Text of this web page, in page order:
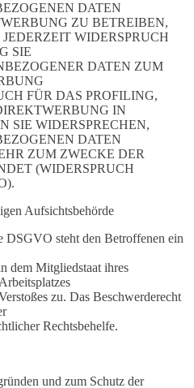
DATEN
ZU BETREIBEN,
WIDERSPRUCH
SIE
DATEN ZUM
FÜR DAS PROFILING,
IN
SIE WIDERSPRECHEN,
DATEN
ZUM ZWECKE DER
(WIDERSPRUCH
Aufsichtsbehörde
DSGVO steht den Betroffenen ein
dem Mitgliedstaat ihres
zu. Das Beschwerderecht
Rechtsbehelfe.
und zum Schutz der